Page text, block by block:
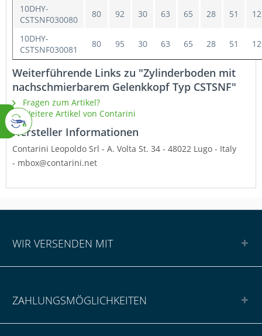
10DHY-
CSTSNF030080
80 92 30 63 65 28 51 12
10DHY-
CSTSNF030081
80 95 30 63 65 28 51 12
Weiterführende Links zu "Zylinderboden mit
nachschmierbarem Gelenkkopf Typ CSTSNF"
Fragen zum Artikel?
Weitere Artikel von Contarini
Hersteller Informationen
Contarini Leopoldo Srl - A. Volta St. 34 - 48022 Lugo - Italy
- mbox@contarini.net
WIR VERSENDEN MIT
ZAHLUNGSMÖGLICHKEITEN